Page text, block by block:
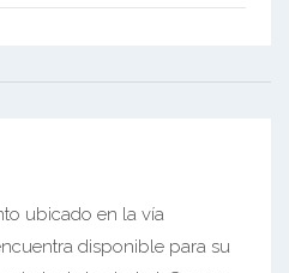
ubicado en la vía
disponible para su